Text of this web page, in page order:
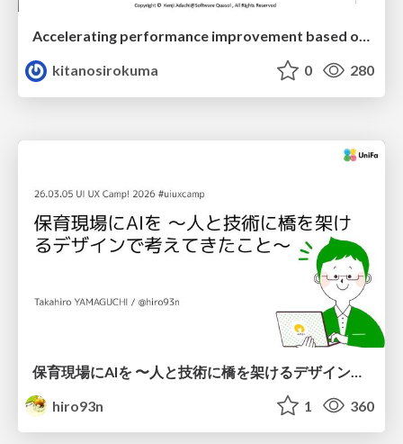
Accelerating performance improvement based on a software review evaluation matrix
kitanosirokuma
0 280
hiro93n
1 360